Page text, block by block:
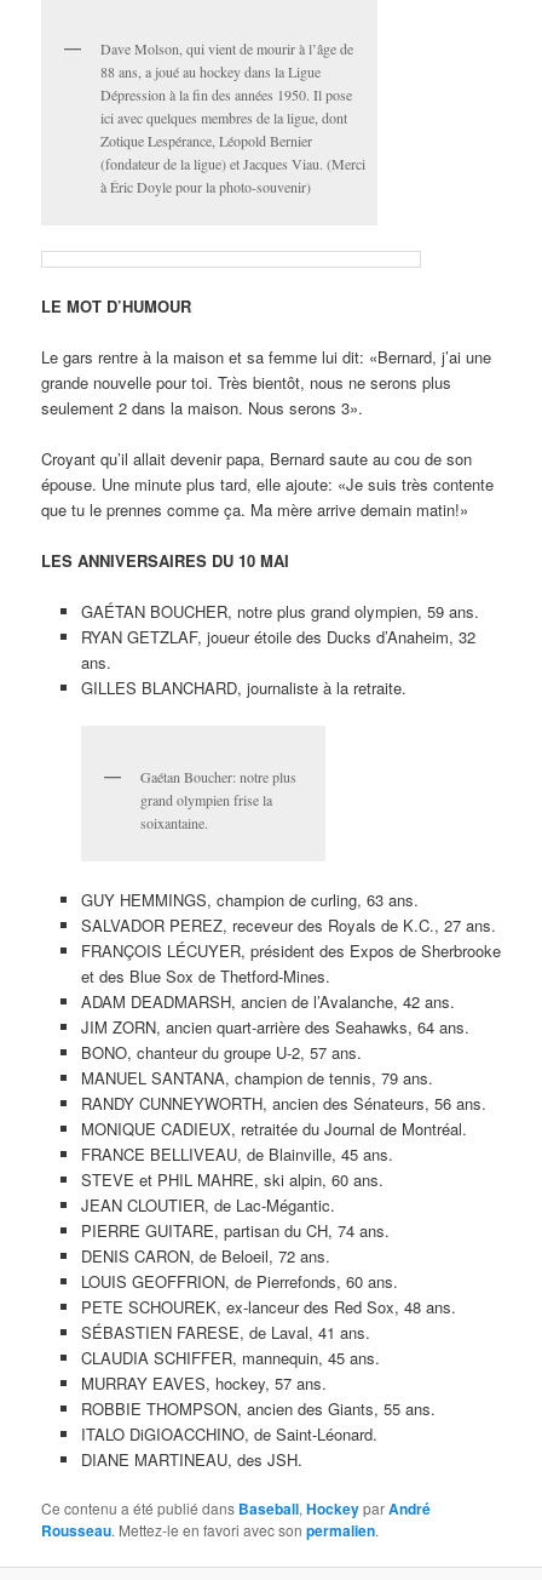
Dave Molson, qui vient de mourir à l’âge de
88 ans, a joué au hockey dans la Ligue
Dépression à la fin des années 1950. Il pose
ici avec quelques membres de la ligue, dont
Zotique Lespérance, Léopold Bernier
(fondateur de la ligue) et Jacques Viau. (Merci
à Éric Doyle pour la photo-souvenir)
LE MOT D’HUMOUR
Le gars rentre à la maison et sa femme lui dit: «Bernard, j’ai une
grande nouvelle pour toi. Très bientôt, nous ne serons plus
seulement 2 dans la maison. Nous serons 3».
Croyant qu’il allait devenir papa, Bernard saute au cou de son
épouse. Une minute plus tard, elle ajoute: «Je suis très contente
que tu le prennes comme ça. Ma mère arrive demain matin!»
LES ANNIVERSAIRES DU 10 MAI
GAÉTAN BOUCHER, notre plus grand olympien, 59 ans.
RYAN GETZLAF, joueur étoile des Ducks d’Anaheim, 32
ans.
GILLES BLANCHARD, journaliste à la retraite.
Gaétan Boucher: notre plus
grand olympien frise la
soixantaine.
GUY HEMMINGS, champion de curling, 63 ans.
SALVADOR PEREZ, receveur des Royals de K.C., 27 ans.
FRANÇOIS LÉCUYER, président des Expos de Sherbrooke
et des Blue Sox de Thetford-Mines.
ADAM DEADMARSH, ancien de l’Avalanche, 42 ans.
JIM ZORN, ancien quart-arrière des Seahawks, 64 ans.
BONO, chanteur du groupe U-2, 57 ans.
MANUEL SANTANA, champion de tennis, 79 ans.
RANDY CUNNEYWORTH, ancien des Sénateurs, 56 ans.
MONIQUE CADIEUX, retraitée du Journal de Montréal.
FRANCE BELLIVEAU, de Blainville, 45 ans.
STEVE et PHIL MAHRE, ski alpin, 60 ans.
JEAN CLOUTIER, de Lac-Mégantic.
PIERRE GUITARE, partisan du CH, 74 ans.
DENIS CARON, de Beloeil, 72 ans.
LOUIS GEOFFRION, de Pierrefonds, 60 ans.
PETE SCHOUREK, ex-lanceur des Red Sox, 48 ans.
SÉBASTIEN FARESE, de Laval, 41 ans.
CLAUDIA SCHIFFER, mannequin, 45 ans.
MURRAY EAVES, hockey, 57 ans.
ROBBIE THOMPSON, ancien des Giants, 55 ans.
ITALO DiGIOACCHINO, de Saint-Léonard.
DIANE MARTINEAU, des JSH.
Ce contenu a été publié dans Baseball,HockeyparAndré
Rousseau. Mettez-le en favori avec sonpermalien.